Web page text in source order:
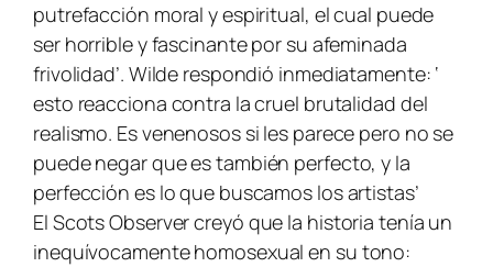
putrefacción moral y espiritual, el cual puede
ser horrible y fascinante por su afeminada
frivolidad’. Wilde respondió inmediatamente: ‘
esto reacciona contra la cruel brutalidad del
realismo. Es venenosos si les parece pero no se
puede negar que es también perfecto, y la
perfección es lo que buscamos los artistas’
El Scots Observercreyó que la historia tenía un
inequívocamente homosexual en su tono: